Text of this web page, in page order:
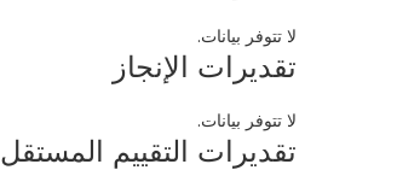
لا تتوفر بيانات.
تقديرات الإنجاز
لا تتوفر بيانات.
تقديرات التقييم المستقل